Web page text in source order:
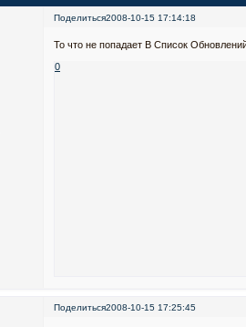
Поделиться2008-10-15 17:14:18
То что не попадает В Список
0
Поделиться2008-10-15 17:25:45